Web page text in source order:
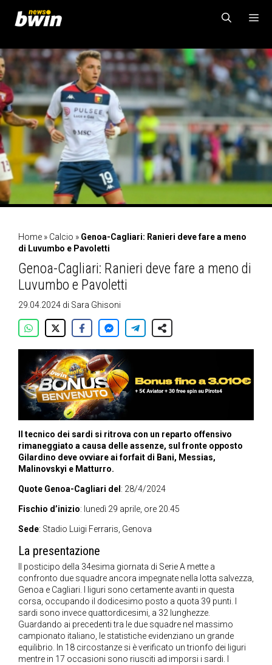
contenuto
MENU
Home » Calcio » Genoa-Cagliari: Ranieri deve fare a meno
di Luvumbo e Pavoletti
Genoa-Cagliari: Ranieri deve fare a meno di
Luvumbo e Pavoletti
29.04.2024 di Sara Ghisoni
Il tecnico dei sardi si ritrova con un reparto offensivo
rimaneggiato a causa delle assenze, sul fronte opposto
Gilardino deve ovviare ai forfait di Bani, Messias,
Malinovskyi e Matturro.
Quote Genoa-Cagliari del : 28/4/2024
Fischio d’inizio: lunedì 29 aprile, ore 20.45
Sede: Stadio Luigi Ferraris, Genova
La presentazione
Il posticipo della 34esima giornata di Serie A mette a
confronto due squadre ancora impegnate nella lotta salvezza,
Genoa e Cagliari. I liguri sono certamente avanti in questa
corsa, occupando il dodicesimo posto a quota 39 punti. I
sardi sono invece quattordicesimi, a 32 lunghezze.
Guardando ai precedenti tra le due squadre nel massimo
campionato italiano, le statistiche evidenziano un grande
equilibrio. In 18 circostanze si è verificato un trionfo dei liguri
mentre in 17 occasioni sono riusciti ad imporsi i sardi. I